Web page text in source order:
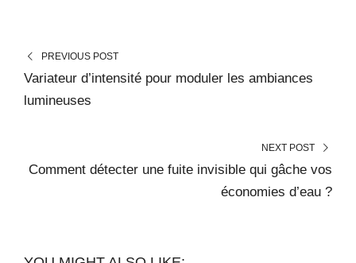
PREVIOUS POST
Variateur d’intensité pour moduler les ambiances
lumineuses
NEXT POST
Comment détecter une fuite invisible qui gâche vos
économies d’eau ?